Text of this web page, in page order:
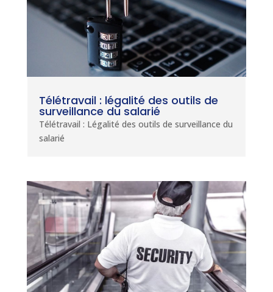
Télétravail : légalité des outils de
surveillance du salarié
Télétravail : Légalité des outils de surveillance du
salarié